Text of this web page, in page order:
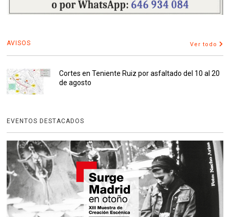
AVISOS Ver todo
Cortes en Teniente Ruiz por asfaltado del 10 al 20
de agosto
EVENTOS DESTACADOS